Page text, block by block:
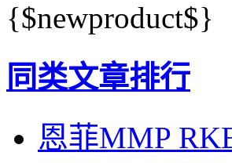
{$newproduct$}
同类文章排行
恩菲MMP